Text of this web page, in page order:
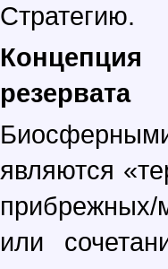
Стратегию.
резервата
являются
или